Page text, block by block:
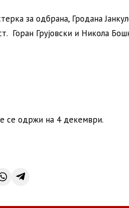
за одбрана, Гродана
Горан Грујовски и Никола
се одржи на 4 декември.